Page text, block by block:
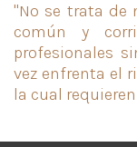
"No se trata de
común y
profesionales
vez enfrenta el
la cual